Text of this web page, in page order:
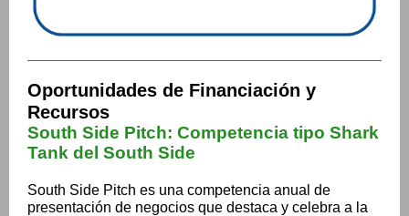
Oportunidades de Financiación y
Recursos
South Side Pitch: Competencia tipo Shark
Tank del South Side
South Side Pitch es una competencia anual de
presentación de negocios que destaca y celebra a la